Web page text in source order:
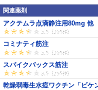
関連薬剤
アクテムラ点滴静注用80mg 他
コミナティ筋注
スパイクバックス筋注
乾燥弱毒生水痘ワクチン「ビケ